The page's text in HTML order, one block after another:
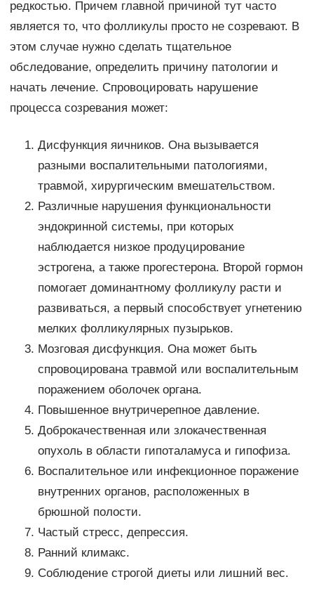
редкостью. Причем главной причиной тут часто
является то, что фолликулы просто не созревают. В
этом случае нужно сделать тщательное
обследование, определить причину патологии и
начать лечение. Спровоцировать нарушение
процесса созревания может:
Дисфункция яичников. Она вызывается
разными воспалительными патологиями,
травмой, хирургическим вмешательством.
Различные нарушения функциональности
эндокринной системы, при которых
наблюдается низкое продуцирование
эстрогена, а также прогестерона. Второй гормон
помогает доминантному фолликулу расти и
развиваться, а первый способствует угнетению
мелких фолликулярных пузырьков.
Мозговая дисфункция. Она может быть
спровоцирована травмой или воспалительным
поражением оболочек органа.
Повышенное внутричерепное давление.
Доброкачественная или злокачественная
опухоль в области гипоталамуса и гипофиза.
Воспалительное или инфекционное поражение
внутренних органов, расположенных в
брюшной полости.
Частый стресс, депрессия.
Ранний климакс.
Соблюдение строгой диеты или лишний вес.